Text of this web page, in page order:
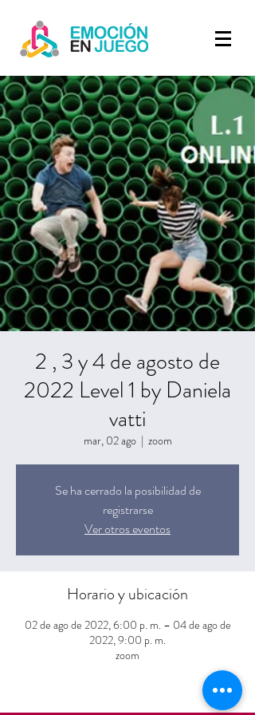
2 , 3 y 4 de agosto de
2022 Level 1 by Daniela
vatti
mar, 02 ago
  |
zoom
Se ha cerrado la posibilidad de
registrarse
Ver otros eventos
Horario y ubicación
02 de ago de 2022, 6:00 p. m. – 04 de ago de
2022, 9:00 p. m.
zoom